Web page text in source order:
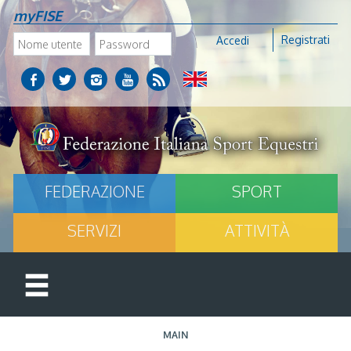
myFISE
Accedi Registrati
FEDERAZIONE
SPORT
SERVIZI
ATTIVITÀ
MAIN